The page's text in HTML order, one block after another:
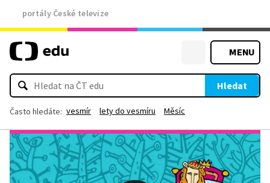
portály České televize
MENU
Hledat
Často hledáte: vesmír lety do vesmíru Měsíc